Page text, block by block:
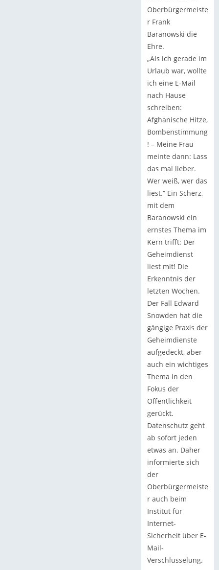
Oberbürgermeiste
r Frank
Baranowski die
Ehre.
„Als ich gerade im
Urlaub war, wollte
ich eine E-Mail
nach Hause
schreiben:
Afghanische Hitze,
Bombenstimmung
! – Meine Frau
meinte dann: Lass
das mal lieber.
Wer weiß, wer das
liest.“ Ein Scherz,
mit dem
Baranowski ein
ernstes Thema im
Kern trifft: Der
Geheimdienst
liest mit! Die
Erkenntnis der
letzten Wochen.
Der Fall Edward
Snowden hat die
gängige Praxis der
Geheimdienste
aufgedeckt, aber
auch ein wichtiges
Thema in den
Fokus der
Öffentlichkeit
gerückt.
Datenschutz geht
ab sofort jeden
etwas an. Daher
informierte sich
der
Oberbürgermeiste
r auch beim
Institut für
Internet-
Sicherheit über E-
Mail-
Verschlüsselung.